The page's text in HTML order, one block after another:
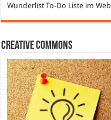
WunderlistTo-Do Liste im Web
Creative Commons